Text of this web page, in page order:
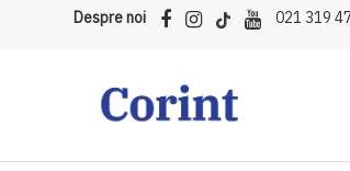
Despre noi 021 319